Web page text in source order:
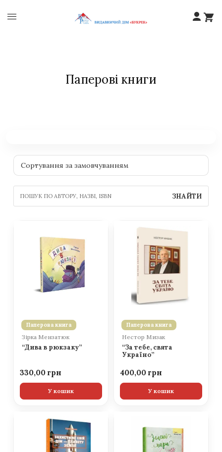
Паперові книги
ЗНАЙТИ
Паперова книга
Зірка Мензатюк
“Дива в рюкзаку”
330,00
У кошик
Паперова книга
Нестор Мизак
“За тебе, свята
Україно”
400,00
У кошик